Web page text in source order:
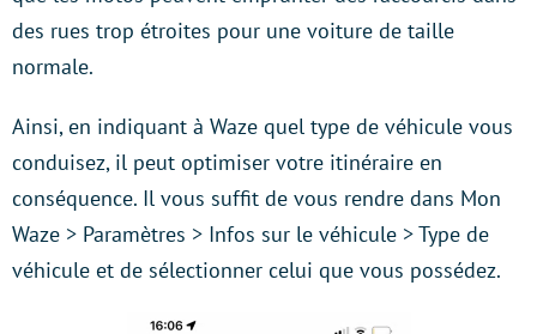
des rues trop étroites pour une voiture de taille
normale.
Ainsi, en indiquant à Waze quel type de véhicule vous
conduisez, il peut optimiser votre itinéraire en
conséquence. Il vous suffit de vous rendre dans Mon
Waze > Paramètres > Infos sur le véhicule > Type de
véhicule et de sélectionner celui que vous possédez.